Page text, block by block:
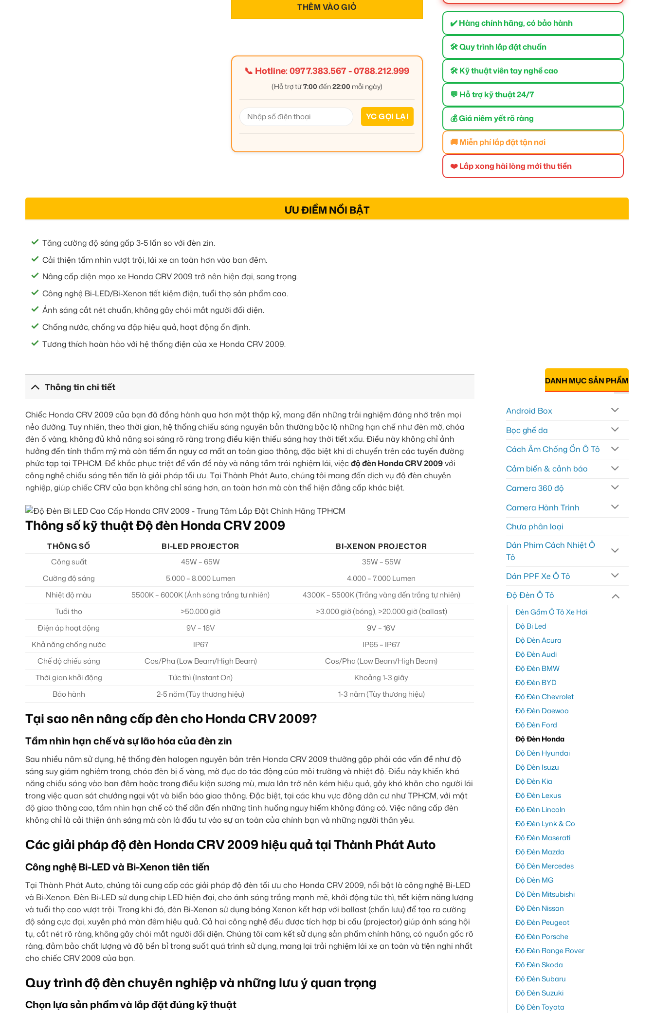
THÊM VÀO GIỎ
📞 Hotline:0977.383.567-0788.212.999
(Hỗ trợ từ7:00 đến22:00 mỗi ngày)
✔️ Hàng chính hãng, có bảo hành
🛠 Quy trình lắp đặt chuẩn
🛠 Kỹ thuật viên tay nghề cao
💬 Hỗ trợ kỹ thuật 24/7
💰 Giá niêm yết rõ ràng
🚚 Miễn phí lắp đặt tận nơi
❤️ Lắp xong hài lòng mới thu tiền
ƯU ĐIỂM NỔI BẬT
Tăng cường độ sáng gấp 3-5 lần so với đèn zin.
Cải thiện tầm nhìn vượt trội, lái xe an toàn hơn vào ban đêm.
Nâng cấp diện mạo xe Honda CRV 2009 trở nên hiện đại, sang trọng.
Công nghệ Bi-LED/Bi-Xenon tiết kiệm điện, tuổi thọ sản phẩm cao.
Ánh sáng cắt nét chuẩn, không gây chói mắt người đối diện.
Chống nước, chống va đập hiệu quả, hoạt động ổn định.
Tương thích hoàn hảo với hệ thống điện của xe Honda CRV 2009.
Thông tin chi tiết
Chiếc Honda CRV 2009 của bạn đã đồng hành qua hơn một thập kỷ, mang đến những trải nghiệm đáng nhớ trên mọi
nẻo đường. Tuy nhiên, theo thời gian, hệ thống chiếu sáng nguyên bản thường bộc lộ những hạn chế như đèn mờ, chóa
đèn ố vàng, không đủ khả năng soi sáng rõ ràng trong điều kiện thiếu sáng hay thời tiết xấu. Điều này không chỉ ảnh
hưởng đến tính thẩm mỹ mà còn tiềm ẩn nguy cơ mất an toàn giao thông, đặc biệt khi di chuyển trên các tuyến đường
phức tạp tại TPHCM. Để khắc phục triệt để vấn đề này và nâng tầm trải nghiệm lái, việcđộ đèn Honda CRV 2009với
công nghệ chiếu sáng tiên tiến là giải pháp tối ưu. Tại Thành Phát Auto, chúng tôi mang đến dịch vụ độ đèn chuyên
nghiệp, giúp chiếc CRV của bạn không chỉ sáng hơn, an toàn hơn mà còn thể hiện đẳng cấp khác biệt.
Thông số kỹ thuật Độ đèn Honda CRV 2009
THÔNG SỐ BI-LED PROJECTOR
BI-XENON PROJECTOR
Công suất
45W – 65W
35W – 55W
Cường độ sáng
5.000 – 8.000 Lumen
4.000 – 7.000 Lumen
Nhiệt độ màu
5500K – 6000K (Ánh sáng trắng tự nhiên)
4300K – 5500K (Trắng vàng đến trắng tự nhiên)
Tuổi thọ
>50.000 giờ
>3.000 giờ (bóng), >20.000 giờ (ballast)
Điện áp hoạt động
9V – 16V
9V – 16V
Khả năng chống nước
IP67
IP65 – IP67
Chế độ chiếu sáng
Cos/Pha (Low Beam/High Beam)
Cos/Pha (Low Beam/High Beam)
Thời gian khởi động
Tức thì (Instant On)
Khoảng 1-3 giây
Bảo hành
2-5 năm (Tùy thương hiệu) 1-3 năm (Tùy thương hiệu)
Tại sao nên nâng cấp đèn cho Honda CRV 2009?
Tầm nhìn hạn chế và sự lão hóa của đèn zin
Sau nhiều năm sử dụng, hệ thống đèn halogen nguyên bản trên Honda CRV 2009 thường gặp phải các vấn đề như độ
sáng suy giảm nghiêm trọng, chóa đèn bị ố vàng, mờ đục do tác động của môi trường và nhiệt độ. Điều này khiến khả
năng chiếu sáng vào ban đêm hoặc trong điều kiện sương mù, mưa lớn trở nên kém hiệu quả, gây khó khăn cho người lái
trong việc quan sát chướng ngại vật và biển báo giao thông. Đặc biệt, tại các khu vực đông dân cư như TPHCM, với mật
độ giao thông cao, tầm nhìn hạn chế có thể dẫn đến những tình huống nguy hiểm không đáng có. Việc nâng cấp đèn
không chỉ là cải thiện ánh sáng mà còn là đầu tư vào sự an toàn của chính bạn và những người thân yêu.
Các giải pháp độ đèn Honda CRV 2009 hiệu quả tại Thành Phát Auto
Công nghệ Bi-LED và Bi-Xenon tiên tiến
Tại Thành Phát Auto, chúng tôi cung cấp các giải pháp độ đèn tối ưu cho Honda CRV 2009, nổi bật là công nghệ Bi-LED
và Bi-Xenon. Đèn Bi-LED sử dụng chip LED hiện đại, cho ánh sáng trắng mạnh mẽ, khởi động tức thì, tiết kiệm năng lượng
và tuổi thọ cao vượt trội. Trong khi đó, đèn Bi-Xenon sử dụng bóng Xenon kết hợp với ballast (chấn lưu) để tạo ra cường
độ sáng cực đại, xuyên phá màn đêm hiệu quả. Cả hai công nghệ đều được tích hợp bi cầu (projector) giúp ánh sáng hội
tụ, cắt nét rõ ràng, không gây chói mắt người đối diện. Chúng tôi cam kết sử dụng sản phẩm chính hãng, có nguồn gốc rõ
ràng, đảm bảo chất lượng và độ bền bỉ trong suốt quá trình sử dụng, mang lại trải nghiệm lái xe an toàn và tiện nghi nhất
cho chiếc CRV 2009 của bạn.
Quy trình độ đèn chuyên nghiệp và những lưu ý quan trọng
Chọn lựa sản phẩm và lắp đặt đúng kỹ thuật
DANH MỤC SẢN PHẨM
Android Box
Bọc ghế da
Cách Âm Chống Ồn Ô Tô
Cảm biến & cảnh báo
Camera 360 độ
Camera Hành Trình
Chưa phân loại
Dán Phim Cách Nhiệt Ô
Tô
Dán PPF Xe Ô Tô
Độ Đèn Ô Tô
Đèn Gầm Ô Tô Xe Hơi
Độ Bi Led
Độ Đèn Acura
Độ Đèn Audi
Độ Đèn BMW
Độ Đèn BYD
Độ Đèn Chevrolet
Độ Đèn Daewoo
Độ Đèn Ford
Độ Đèn Honda
Độ Đèn Hyundai
Độ Đèn Isuzu
Độ Đèn Kia
Độ Đèn Lexus
Độ Đèn Lincoln
Độ Đèn Lynk & Co
Độ Đèn Maserati
Độ Đèn Mazda
Độ Đèn Mercedes
Độ Đèn MG
Độ Đèn Mitsubishi
Độ Đèn Nissan
Độ Đèn Peugeot
Độ Đèn Porsche
Độ Đèn Range Rover
Độ Đèn Skoda
Độ Đèn Subaru
Độ Đèn Suzuki
Độ Đèn Toyota